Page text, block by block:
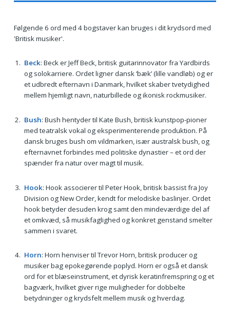
Følgende 6 ord med 4 bogstaver kan bruges i dit krydsord med
'Britisk musiker'.
Beck: Beck er Jeff Beck, britisk guitarinnovator fra Yardbirds
og solokarriere. Ordet ligner dansk ‘bæk’ (lille vandløb) og er
et udbredt efternavn i Danmark, hvilket skaber tvetydighed
mellem hjemligt navn, naturbillede og ikonisk rockmusiker.
Bush: Bush hentyder til Kate Bush, britisk kunstpop-pioner
med teatralsk vokal og eksperimenterende produktion. På
dansk bruges bush om vildmarken, især australsk bush, og
efternavnet forbindes med politiske dynastier – et ord der
spænder fra natur over magt til musik.
Hook: Hook associerer til Peter Hook, britisk bassist fra Joy
Division og New Order, kendt for melodiske baslinjer. Ordet
hook betyder desuden krog samt den mindeværdige del af
et omkvæd, så musikfaglighed og konkret genstand smelter
sammen i svaret.
Horn: Horn henviser til Trevor Horn, britisk producer og
musiker bag epokegørende poplyd. Horn er også et dansk
ord for et blæseinstrument, et dyrisk keratinfremspring og et
bagværk, hvilket giver rige muligheder for dobbelte
betydninger og krydsfelt mellem musik og hverdag.